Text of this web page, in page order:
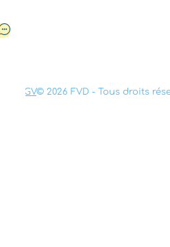
CGV© 2026 FVD - Tous droits